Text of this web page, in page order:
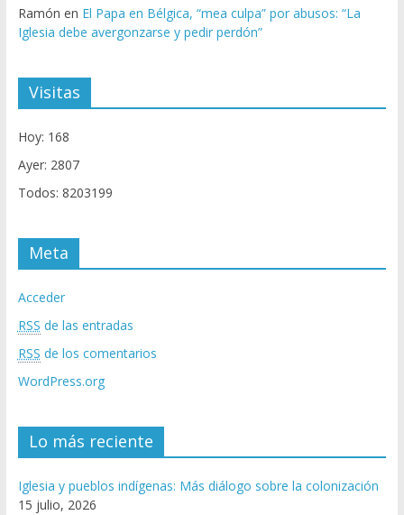
Ramón en El Papa en Bélgica, “mea culpa” por abusos: “La
Iglesia debe avergonzarse y pedir perdón”
Visitas
Hoy: 168
Ayer: 2807
Todos: 8203199
Meta
Acceder
RSS de las entradas
RSS de los comentarios
WordPress.org
Lo más reciente
Iglesia y pueblos indígenas: Más diálogo sobre la colonización
15 julio, 2026